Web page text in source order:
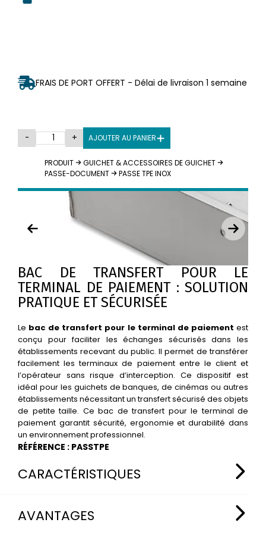
PRODUIT
GUICHET & ACCESSOIRES DE GUICHET
PASSE-DOCUMENT
PASSE TPE INOX
BAC DE TRANSFERT POUR LE
TERMINAL DE PAIEMENT : SOLUTION
PRATIQUE ET SÉCURISÉE
Le bac de transfert pour le terminal de paiement est
conçu pour faciliter les échanges sécurisés dans les
établissements recevant du public. Il permet de transférer
facilement les terminaux de paiement entre le client et
l’opérateur sans risque d’interception. Ce dispositif est
idéal pour les guichets de banques, de cinémas ou autres
établissements nécessitant un transfert sécurisé des objets
de petite taille. Ce bac de transfert pour le terminal de
paiement garantit sécurité, ergonomie et durabilité dans
un environnement professionnel.
RÉFÉRENCE : PASSTPE
FRAIS DE PORT OFFERT - Délai de livraison 1 semaine
- + AJOUTER AU PANIER
CARACTÉRISTIQUES
CARACTÉRISTIQUES TECHNIQUES DU BAC DE
TRANSFERT POUR TERMINAL DE PAIEMENT
AVANTAGES